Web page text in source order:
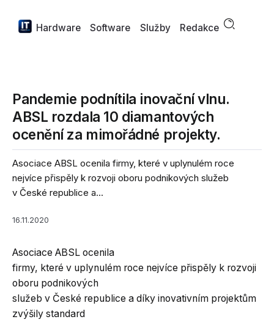
Hardware Software Služby Redakce
Pandemie podnítila inovační vlnu.
ABSL rozdala 10 diamantových
ocenění za mimořádné projekty.
Asociace ABSL ocenila firmy, které v uplynulém roce
nejvíce přispěly k rozvoji oboru podnikových služeb
v České republice a...
16.11.2020
Asociace ABSL ocenila
firmy, které v uplynulém roce nejvíce přispěly k rozvoji
oboru podnikových
služeb v České republice a díky inovativním projektům
zvýšily standard